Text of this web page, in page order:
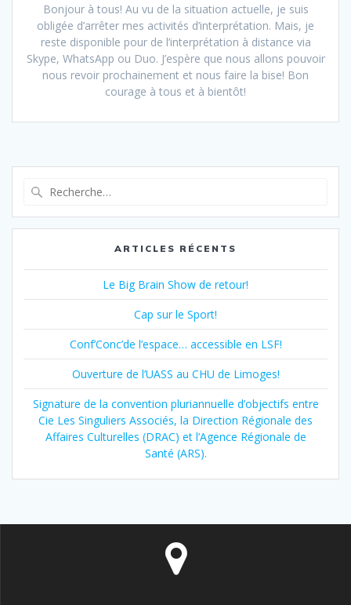
Bonjour à tous! Au vu de la situation actuelle, je suis
obligée d’arrêter mes activités d’interprétation. Mais, je
reste disponible pour de l’interprétation à distance via
Skype, WhatsApp ou Duo. J’espère que nous allons pouvoir
nous revoir prochainement et nous faire la bise! Bon
courage à tous et à bientôt!
:
ARTICLES RÉCENTS
Le Big Brain Show de retour!
Cap sur le Sport!
Conf’Conc’de l’espace… accessible en LSF!
Ouverture de l’UASS au CHU de Limoges!
Signature de la convention pluriannuelle d’objectifs entre
Cie Les Singuliers Associés, la Direction Régionale des
Affaires Culturelles (DRAC) et l’Agence Régionale de
Santé (ARS).